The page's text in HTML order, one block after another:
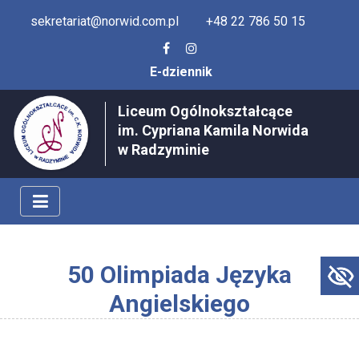
sekretariat@norwid.com.pl +48 22 786 50 15
E-dziennik
Liceum Ogólnokształcące
im. Cypriana Kamila Norwida
w Radzyminie
50 Olimpiada Języka
Angielskiego